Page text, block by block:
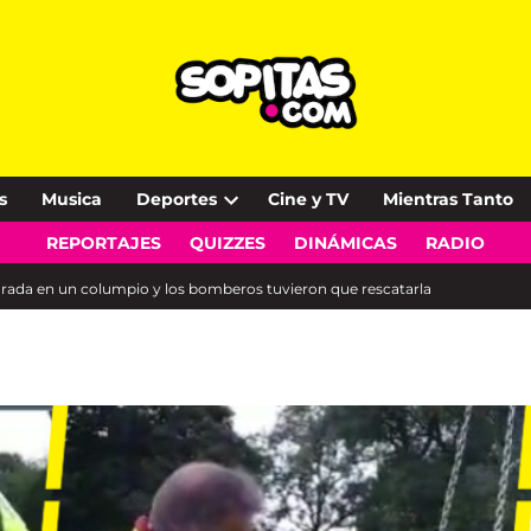
Musica Deportes
Open
dropdown
Cine y TV Mientras Tanto
REPORTAJES QUIZZES DINÁMICAS RADIO
en un columpio y los bomberos tuvieron que rescatarla